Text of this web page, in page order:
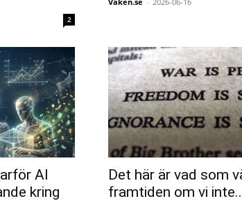
2
AI
kring
Det här är vad som
framtiden om vi